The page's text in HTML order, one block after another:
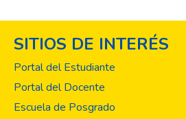
SITIOS DE INTERÉS
Portal del Estudiante
Portal del Docente
Escuela de Posgrado